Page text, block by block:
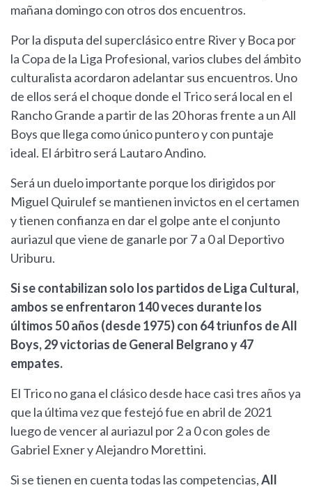
mañana domingo con otros dos encuentros.
Por la disputa del superclásico entre River y Boca por
la Copa de la Liga Profesional, varios clubes del ámbito
culturalista acordaron adelantar sus encuentros. Uno
de ellos será el choque donde el Trico será local en el
Rancho Grande a partir de las 20 horas frente a un All
Boys que llega como único puntero y con puntaje
ideal. El árbitro será Lautaro Andino.
Será un duelo importante porque los dirigidos por
Miguel Quirulef se mantienen invictos en el certamen
y tienen confianza en dar el golpe ante el conjunto
auriazul que viene de ganarle por 7 a 0 al Deportivo
Uriburu.
Si se contabilizan solo los partidos de Liga Cultural,
ambos se enfrentaron 140 veces durante los
últimos 50 años (desde 1975) con 64 triunfos de All
Boys, 29 victorias de General Belgrano y 47
empates.
El Trico no gana el clásico desde hace casi tres años ya
que la última vez que festejó fue en abril de 2021
luego de vencer al auriazul por 2 a 0 con goles de
Gabriel Exner y Alejandro Morettini.
Si se tienen en cuenta todas las competencias,All